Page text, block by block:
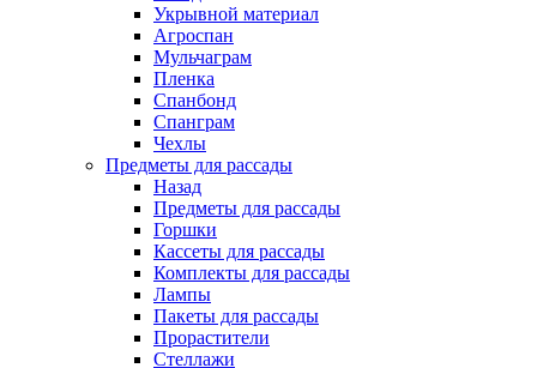
Укрывной материал
Агроспан
Мульчаграм
Пленка
Спанбонд
Спанграм
Чехлы
Предметы для рассады
Назад
Предметы для рассады
Горшки
Кассеты для рассады
Комплекты для рассады
Лампы
Пакеты для рассады
Прорастители
Стеллажи